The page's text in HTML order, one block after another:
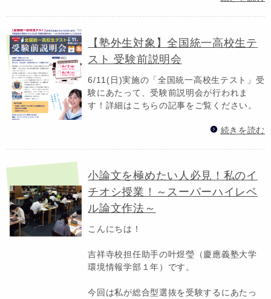
【塾外生対象】全国統一高校生テ
スト 受験前説明会
6/11(日)実施の「全国統一高校生テスト」受
験にあたって、受験前説明会が行われま
す！詳細はこちらの記事をご覧ください。
続きを読む
小論文を極めたい人必見！私のイ
チオシ授業！～スーパーハイレベ
ル論文作法～
こんにちは！
吉祥寺校担任助手の叶煜瑩（慶應義塾大学
環境情報学部１年）です。
今回は私が総合型選抜を受験するにあたっ